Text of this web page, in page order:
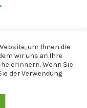
um Ihnen die
wir uns an Ihre
erinnern. Wenn Sie
der Verwendung